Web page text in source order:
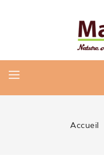
Accueil